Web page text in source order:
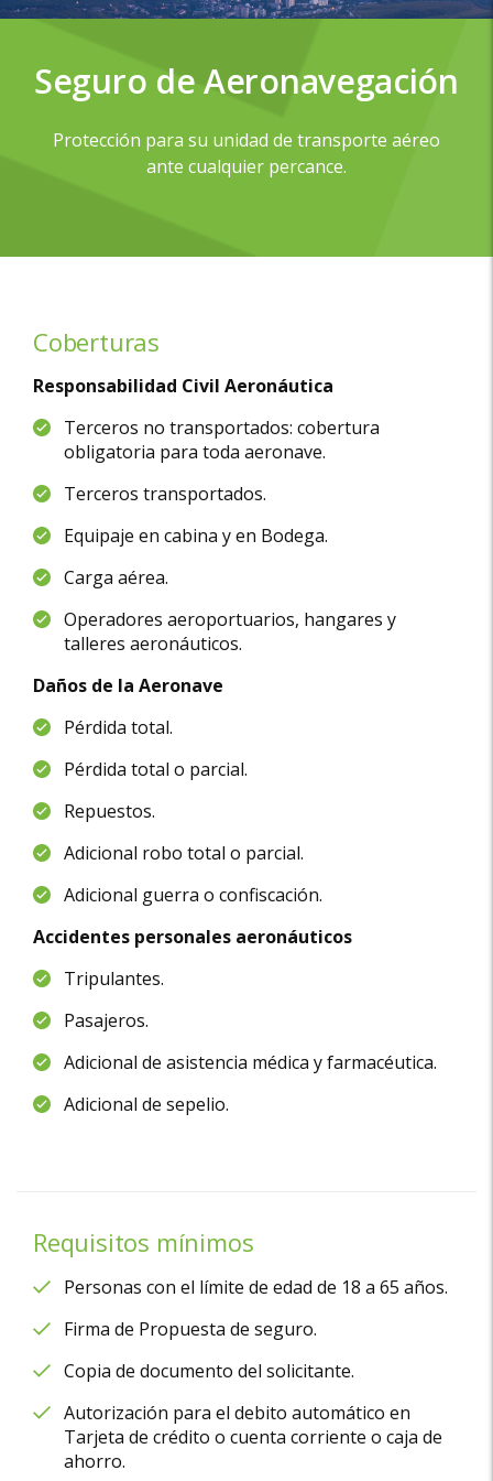
Seguro de Aeronavegación
Protección para su unidad de transporte aéreo
ante cualquier percance.
Coberturas
Responsabilidad Civil Aeronáutica
Terceros no transportados: cobertura
obligatoria para toda aeronave.
Terceros transportados.
Equipaje en cabina y en Bodega.
Carga aérea.
Operadores aeroportuarios, hangares y
talleres aeronáuticos.
Daños de la Aeronave
Pérdida total.
Pérdida total o parcial.
Repuestos.
Adicional robo total o parcial.
Adicional guerra o confiscación.
Accidentes personales aeronáuticos
Tripulantes.
Pasajeros.
Adicional de asistencia médica y farmacéutica.
Adicional de sepelio.
Requisitos mínimos
Personas con el límite de edad de 18 a 65 años.
Firma de Propuesta de seguro.
Copia de documento del solicitante.
Autorización para el debito automático en
Tarjeta de crédito o cuenta corriente o caja de
ahorro.